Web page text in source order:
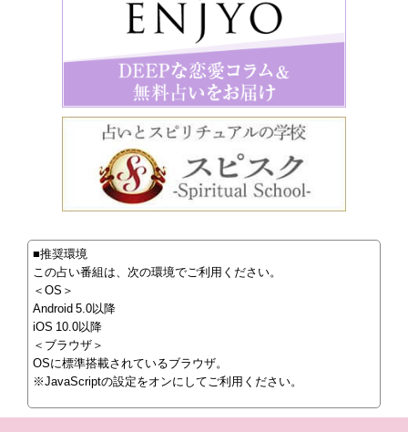
■推奨環境
この占い番組は、次の環境でご利用ください。
＜OS＞
Android 5.0以降
iOS 10.0以降
＜ブラウザ＞
OSに標準搭載されているブラウザ。
※JavaScriptの設定をオンにしてご利用ください。